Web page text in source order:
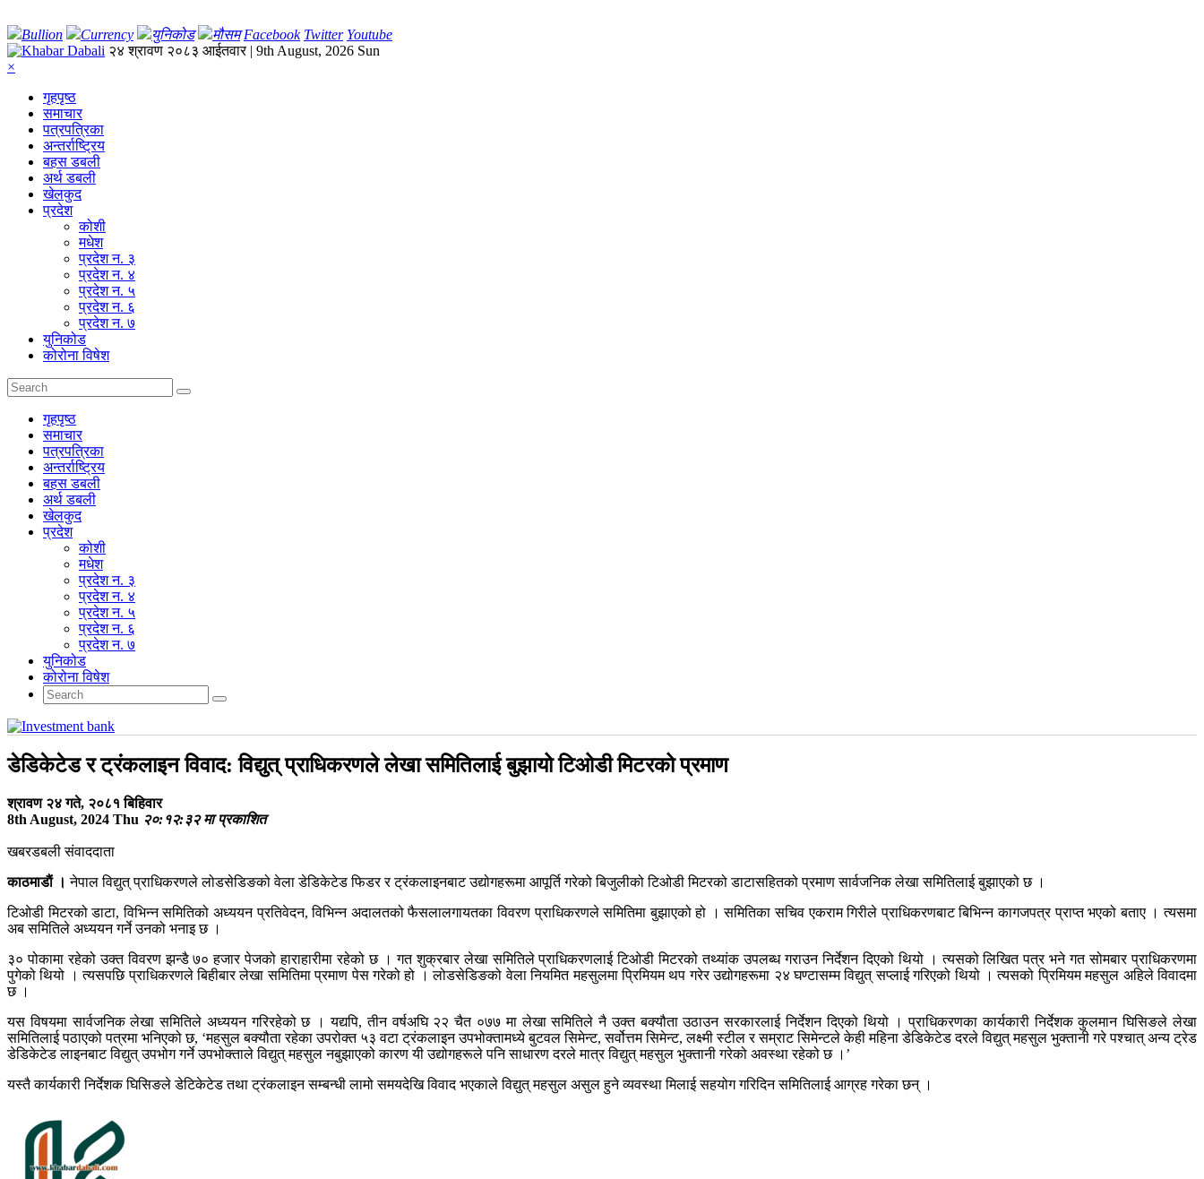
Bullion Currency युनिकोड मौसम Facebook Twitter Youtube
२४ श्रावण २०८३ आईतवार | 9th August, 2026 Sun
×
गृहपृष्‍ठ
समाचार
पत्रपत्रिका
अन्तर्राष्ट्रिय
बहस डबली
अर्थ डबली
खेलकुद
प्रदेश
कोशी
मधेश
प्रदेश न. ३
प्रदेश न. ४
प्रदेश न. ५
प्रदेश न. ६
प्रदेश न. ७
युनिकोड
कोरोना विषेश
गृहपृष्‍ठ
समाचार
पत्रपत्रिका
अन्तर्राष्ट्रिय
बहस डबली
अर्थ डबली
खेलकुद
प्रदेश
कोशी
मधेश
प्रदेश न. ३
प्रदेश न. ४
प्रदेश न. ५
प्रदेश न. ६
प्रदेश न. ७
युनिकोड
कोरोना विषेश
डेडिकेटेड र ट्रंकलाइन विवाद: विद्युत् प्राधिकरणले लेखा समितिलाई बुझायो टिओडी मिटरको प्रमाण
श्रावण २४ गते, २०८१ बिहिवार
8th August, 2024 Thu २०:१२:३२ मा प्रकाशित
खबरडबली संवाददाता
काठमाडाैं ।नेपाल विद्युत् प्राधिकरणले लोडसेडिङको वेला डेडिकेटेड फिडर र ट्रंकलाइनबाट उद्योगहरूमा आपूर्ति गरेको बिजुलीको टिओडी मिटरको डाटासहितको प्रमाण सार्वजनिक लेखा समितिलाई बुझाएको छ ।
टिओडी मिटरको डाटा, विभिन्न समितिको अध्ययन प्रतिवेदन, विभिन्न अदालतको फैसलालगायतका विवरण प्राधिकरणले समितिमा बुझाएको हो । समितिका सचिव एकराम गिरीले प्राधिकरणबाट बिभिन्न कागजपत्र प्राप्त भएको बताए । त्यसमा
अब समितिले अध्ययन गर्ने उनको भनाइ छ ।
३० पोकामा रहेको उक्त विवरण झन्डै ७० हजार पेजको हाराहारीमा रहेको छ । गत शुक्रबार लेखा समितिले प्राधिकरणलाई टिओडी मिटरको तथ्यांक उपलब्ध गराउन निर्देशन दिएको थियो । त्यसको लिखित पत्र भने गत सोमबार प्राधिकरणमा
पुगेको थियो । त्यसपछि प्राधिकरणले बिहीबार लेखा समितिमा प्रमाण पेस गरेको हो । लोडसेडिङको वेला नियमित महसुलमा प्रिमियम थप गरेर उद्योगहरूमा २४ घण्टासम्म विद्युत् सप्लाई गरिएको थियो । त्यसको प्रिमियम महसुल अहिले विवादमा
छ ।
यस विषयमा सार्वजनिक लेखा समितिले अध्ययन गरिरहेको छ । यद्यपि, तीन वर्षअघि २२ चैत ०७७ मा लेखा समितिले नै उक्त बक्यौता उठाउन सरकारलाई निर्देशन दिएको थियो । प्राधिकरणका कार्यकारी निर्देशक कुलमान घिसिङले लेखा
समितिलाई पठाएको पत्रमा भनिएको छ, ‘महसुल बक्यौता रहेका उपरोक्त ५३ वटा ट्रंकलाइन उपभोक्तामध्ये बुटवल सिमेन्ट, सर्वोत्तम सिमेन्ट, लक्ष्मी स्टील र सम्राट सिमेन्टले केही महिना डेडिकेटेड दरले विद्युत् महसुल भुक्तानी गरे पश्चात् अन्य ट्रेड
डेडिकेटेड लाइनबाट विद्युत् उपभोग गर्ने उपभोक्ताले विद्युत् महसुल नबुझाएको कारण यी उद्योगहरूले पनि साधारण दरले मात्र विद्युत् महसुल भुक्तानी गरेको अवस्था रहेको छ ।’
यस्तै कार्यकारी निर्देशक घिसिङले डेटिकेटेड तथा ट्रंकलाइन सम्बन्धी लामो समयदेखि विवाद भएकाले विद्युत् महसुल असुल हुने व्यवस्था मिलाई सहयोग गरिदिन समितिलाई आग्रह गरेका छन् ।